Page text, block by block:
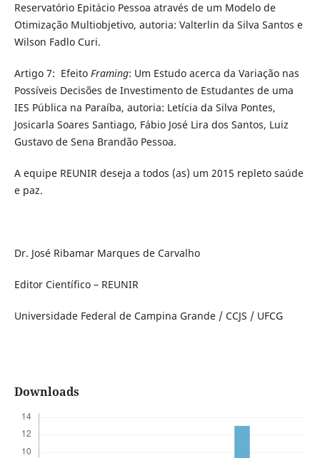
Reservatório Epitácio Pessoa através de um Modelo de
Otimização Multiobjetivo, autoria: Valterlin da Silva Santos e
Wilson Fadlo Curi.
Artigo 7: Efeito Framing: Um Estudo acerca da Variação nas
Possíveis Decisões de Investimento de Estudantes de uma
IES Pública na Paraíba, autoria: Letícia da Silva Pontes,
Josicarla Soares Santiago, Fábio José Lira dos Santos, Luiz
Gustavo de Sena Brandão Pessoa.
A equipe REUNIR deseja a todos (as) um 2015 repleto saúde
e paz.
Dr. José Ribamar Marques de Carvalho
Editor Científico – REUNIR
Universidade Federal de Campina Grande / CCJS / UFCG
Downloads